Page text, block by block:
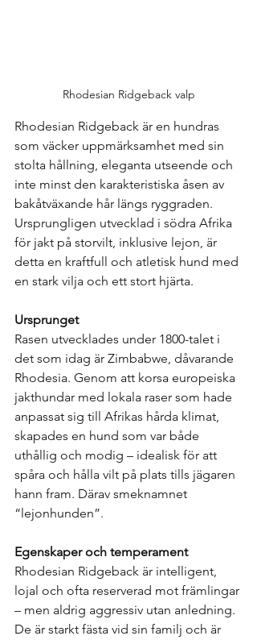
Rhodesian Ridgeback valp
Rhodesian Ridgeback är en hundras
som väcker uppmärksamhet med sin
stolta hållning, eleganta utseende och
inte minst den karakteristiska åsen av
bakåtväxande hår längs ryggraden.
Ursprungligen utvecklad i södra Afrika
för jakt på storvilt, inklusive lejon, är
detta en kraftfull och atletisk hund med
en stark vilja och ett stort hjärta.
Ursprunget
Rasen utvecklades under 1800-talet i
det som idag är Zimbabwe, dåvarande
Rhodesia. Genom att korsa europeiska
jakthundar med lokala raser som hade
anpassat sig till Afrikas hårda klimat,
skapades en hund som var både
uthållig och modig – idealisk för att
spåra och hålla vilt på plats tills jägaren
hann fram. Därav smeknamnet
“lejonhunden”.
Egenskaper och temperament
Rhodesian Ridgeback är intelligent,
lojal och ofta reserverad mot främlingar
– men aldrig aggressiv utan anledning.
De är starkt fästa vid sin familj och är